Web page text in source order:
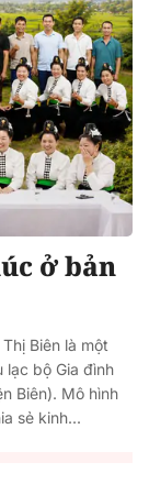
ở bản
Biên là một
lạc bộ Gia đình
Biên). Mô hình
sẻ kinh...